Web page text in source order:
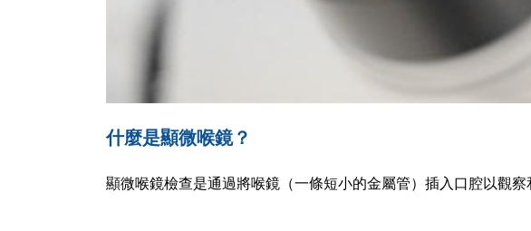
什麼是顯微喉鏡？
顯微喉鏡檢查是通過將喉鏡（一條短小的金屬管）插入口腔以觀